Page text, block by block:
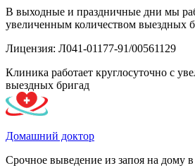
В выходные и праздничные дни мы
увеличенным количеством выездных
Лицензия: Л041-01177-91/00561129
Клиника работает круглосуточно с
выездных бригад
Домашний доктор
Срочное выведение из запоя на дому